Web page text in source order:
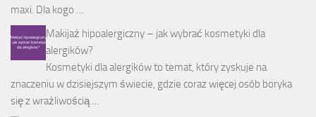
maxi. Dla kogo …
Makijaż hipoalergiczny – jak wybrać kosmetyki dla
alergików?
Kosmetyki dla alergików to temat, który zyskuje na
znaczeniu w dzisiejszym świecie, gdzie coraz więcej osób boryka
się z wrażliwością …